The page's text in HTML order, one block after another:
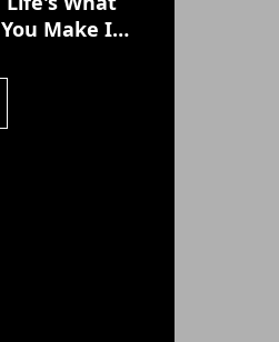
You Make It